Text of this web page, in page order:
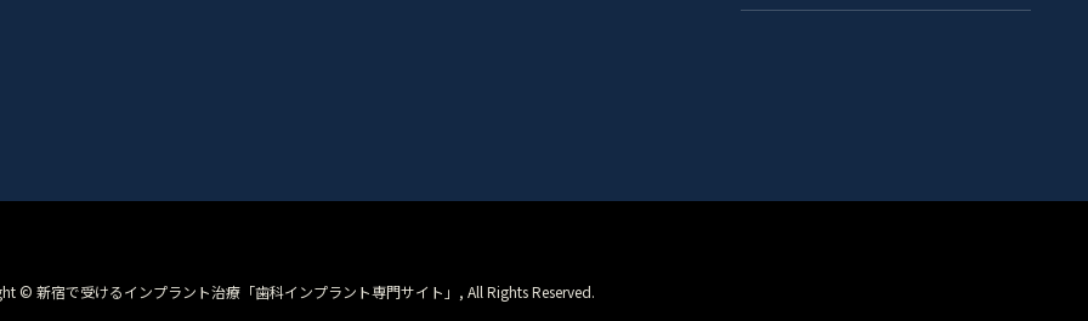
© 新宿で受けるインプラント治療「歯科インプラント専門サイト」, All Rights Reserved.